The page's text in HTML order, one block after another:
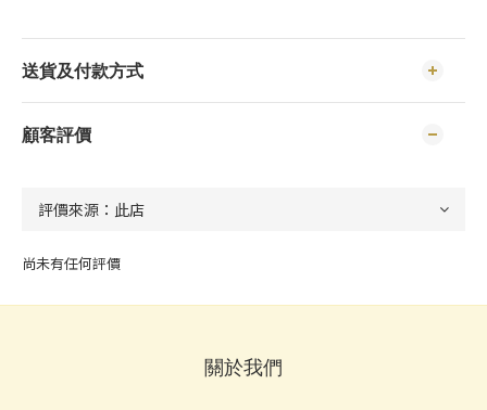
送貨及付款方式
顧客評價
尚未有任何評價
關於我們